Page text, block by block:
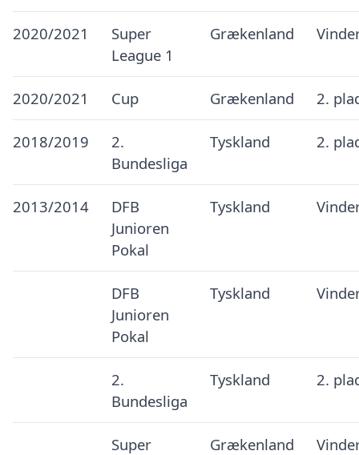
2020/2021
Super
League 1
Grækenland
2020/2021 Cup Grækenland 2.
2018/2019
2.
Bundesliga
Tyskland 2.
2013/2014
DFB
Junioren
Pokal
Tyskland
DFB
Junioren
Pokal
Tyskland
2.
Bundesliga
Tyskland 2.
Super
Grækenland